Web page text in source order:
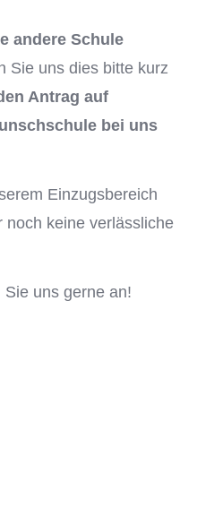
andere Schule
Sie uns dies bitte kurz
Antrag auf
bei uns
Einzugsbereich
noch keine verlässliche
uns gerne an!